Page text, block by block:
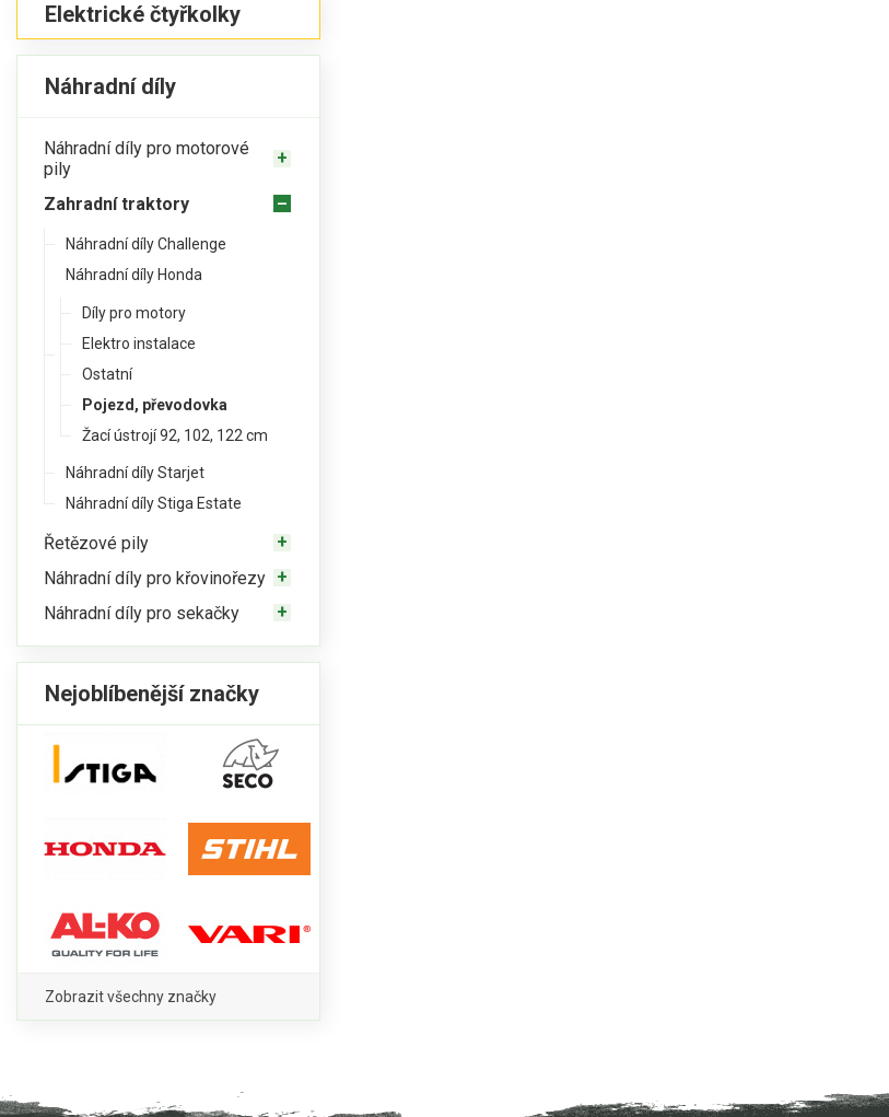
Elektrické čtyřkolky
Náhradní díly
Náhradní díly pro motorové
pily
Zahradní traktory
Náhradní díly Challenge
Náhradní díly Honda
Díly pro motory
Elektro instalace
Ostatní
Pojezd, převodovka
Žací ústrojí 92, 102, 122 cm
Náhradní díly Starjet
Náhradní díly Stiga Estate
Řetězové pily
Náhradní díly pro křovinořezy
Náhradní díly pro sekačky
Nejoblíbenější značky
Zobrazit všechny značky